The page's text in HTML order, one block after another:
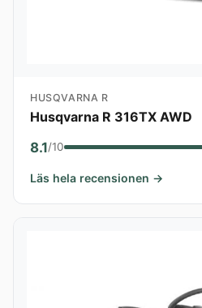
HUSQVARNA R
Husqvarna R 316TX AWD
8.1/10
Läs hela recensionen →